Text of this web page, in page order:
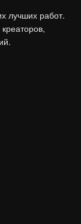
лучших работ.